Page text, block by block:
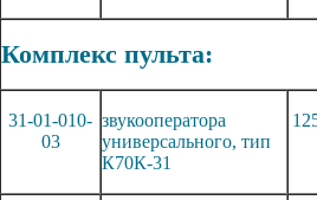
Комплекс пульта:
31-01-010-
03
звукооператора
универсального, тип
К70К-31